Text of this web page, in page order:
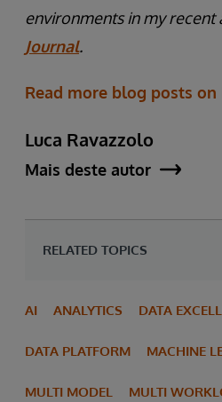
environments in my recent
Journal.
Read more blog posts on
Luca Ravazzolo
Mais deste autor
RELATED TOPICS
AI ANALYTICS DATA
DATA PLATFORM MACHINE
MULTI MODEL MULTI